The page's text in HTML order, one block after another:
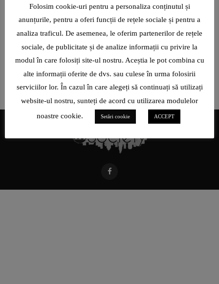
SHARE
UN INTERVIU RAR CU LUMINIȚA PAUL, JURNALIST SPORTIV:
„SUNT O TIMIDĂ PE CARE VIAȚA ȘI PROFESIA AU ÎNVĂȚAT-O ȘI
AU FORȚAT-O SĂ DEVINĂ CURAJOASĂ!”
Folosim cookie-uri pentru a personaliza conținutul și
anunțurile, pentru a oferi funcții de rețele sociale și pentru a
analiza traficul. De asemenea, le oferim partenerilor de rețele
sociale, de publicitate și de analize informații cu privire la
modul în care folosiți site-ul nostru. Aceștia le pot combina cu
alte informații oferite de dvs. sau culese în urma folosirii
serviciilor lor. În cazul în care alegeți să continuați să utilizați
website-ul nostru, sunteți de acord cu utilizarea modulelor
noastre cookie.
Setări cookie ACCEPT